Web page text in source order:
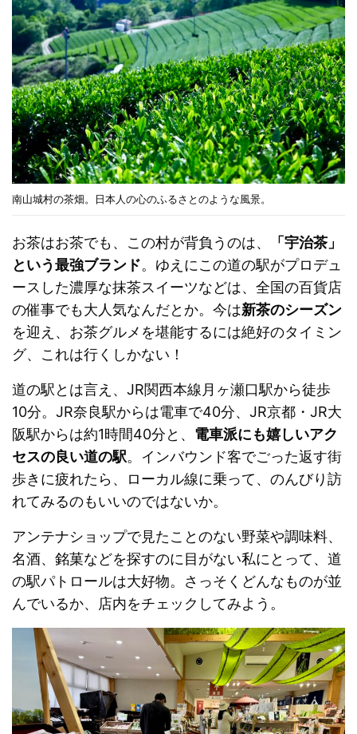
南山城村の茶畑。日本人の心のふるさとのような風景。
お茶はお茶でも、この村が背負うのは、
「宇治茶」
という最強ブランド。ゆえにこの道の駅がプロデュ
ースした濃厚な抹茶スイーツなどは、全国の百貨店
の催事でも大人気なんだとか。今は新茶のシーズン
を迎え、お茶グルメを堪能するには絶好のタイミン
グ、これは行くしかない！
道の駅とは言え、JR関西本線月ヶ瀬口駅から徒歩
10分。JR奈良駅からは電車で40分、JR京都・JR大
阪駅からは約1時間40分と、 電車派にも嬉しいアク
セスの良い道の駅。インバウンド客でごった返す街
歩きに疲れたら、ローカル線に乗って、のんびり訪
れてみるのもいいのではないか。
アンテナショップで見たことのない野菜や調味料、
名酒、銘菓などを探すのに目がない私にとって、道
の駅パトロールは大好物。さっそくどんなものが並
んでいるか、店内をチェックしてみよう。